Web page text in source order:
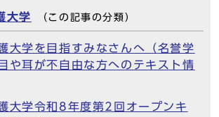
大学 （この記事の分類）
大学を目指すみなさんへ（名誉学
や耳が不自由な方へのテキスト情
大学令和8年度第2回オープンキ